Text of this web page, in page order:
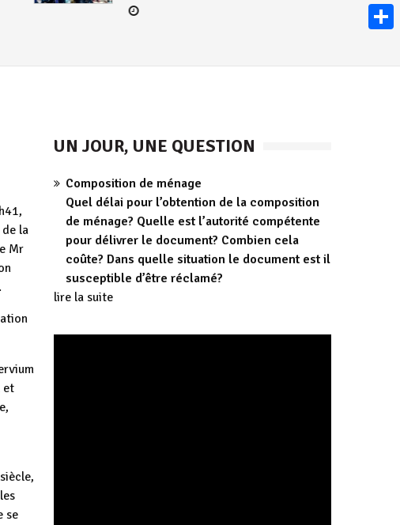
la
Mr
et
se
UN JOUR, UNE QUESTION
Composition de ménage
Quel délai pour l’obtention de la composition
de ménage? Quelle est l’autorité compétente
pour délivrer le document? Combien cela
coûte? Dans quelle situation le document est il
susceptible d’être réclamé?
lire la suite